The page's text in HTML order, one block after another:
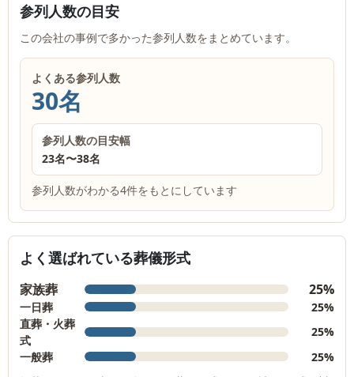
参列人数の目安
この会社の事例で多かった参列人数をまとめています。
よくある参列人数
30名
参列人数の目安幅
23名〜38名
参列人数がわかる4件をもとにしています
よく選ばれている葬儀形式
家族葬 25%
一日葬
25%
直葬・火葬
式
25%
一般葬
25%